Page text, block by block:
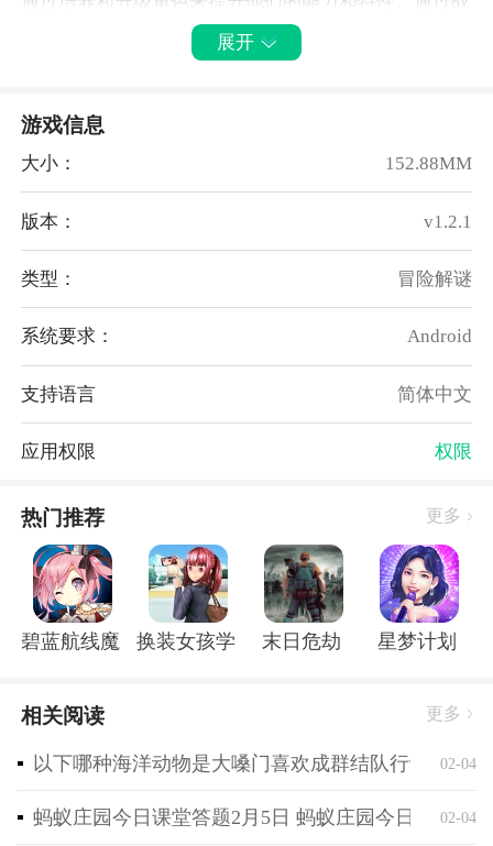
斗和完成任务，收集经验和资源，玩家可以提升角色的
等级，解锁新的技能和装备，让角色实力不断增强。
组建自己的冒险团队，招募喜欢的角色，并与他们一起
探索新的地图和冒险区域。每个角色都有独特的技能和
冒险团队。
4、加成属性选择
根据对角色有帮助的属性进行选择和加成。例如，加强
攻击力、防御力或者增加特定技能的发动几率等。通过
合理选择和组合，根据不同的战斗和任务需求，提升角
色的战斗能力和适应性。
5、解锁新的区域和敌人
险区域。在新的区域中，玩家将面对更强大的敌人和挑
们。
游戏亮点：
1、不同人物角色具有各自独特的技能和能力，玩家可
以通过正确搭配组合他们的技能，形成互补和加成效
2、鼓励玩家积极参与团队冒险和联盟战争，与其他玩
家一起合作和竞争。参与团队冒险可以获得更多的资源
利。
展开
游戏信息
大小： 152.88MM
版本： v1.2.1
类型： 冒险解谜
系统要求： Android
支持语言 简体中文
应用权限 权限
热门推荐 更多
碧蓝航线魔改r18全套补丁破解版
换装女孩学校 末日危劫 星梦计划
相关阅读 更多
以下哪种海洋动物是大嗓门喜欢成群结队行动 神奇
02-04
蚂蚁庄园今日课堂答题2月5日 蚂蚁庄园今日课堂答
02-04